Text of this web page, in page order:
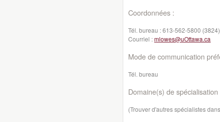
Coordonnées :
Tél. bureau :613-562-5800 (3824)
Courriel :mlowes@uOttawa.ca
Mode de communication
Tél. bureau
Domaine(s) de spécialisation
(Trouver d'autres spécialistes